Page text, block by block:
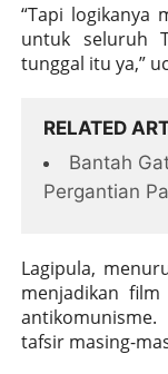
“Tapi logikanya
untuk seluruh
tunggal itu ya,”
RELATED
Bantah
Pergantian
Lagipula,
menjadikan
tafsir masing-